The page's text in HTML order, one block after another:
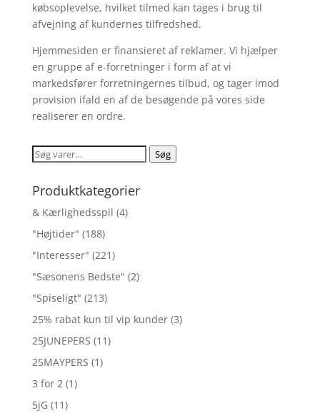
købsoplevelse, hvilket tilmed kan tages i brug til
afvejning af kundernes tilfredshed.
Hjemmesiden er finansieret af reklamer. Vi hjælper
en gruppe af e-forretninger i form af at vi
markedsfører forretningernes tilbud, og tager imod
provision ifald en af de besøgende på vores side
realiserer en ordre.
Søg
Søg
Produktkategorier
& Kærlighedsspil (4)
"Højtider" (188)
"Interesser" (221)
"Sæsonens Bedste" (2)
"Spiseligt" (213)
25% rabat kun til vip kunder (3)
25JUNEPERS (11)
25MAYPERS (1)
3 for 2 (1)
5jG (11)